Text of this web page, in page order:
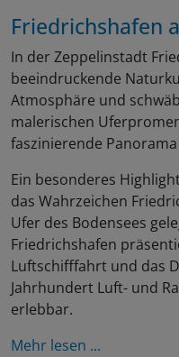
Friedrichshafen
In der Zeppelinstadt
beeindruckende
Atmosphäre und
malerischen
faszinierende
Ein besonderes
das Wahrzeichen
Ufer des Bodensees
Friedrichshafen
Luftschifffahrt und das
Jahrhundert Luft- und
erlebbar.
Mehr lesen ...